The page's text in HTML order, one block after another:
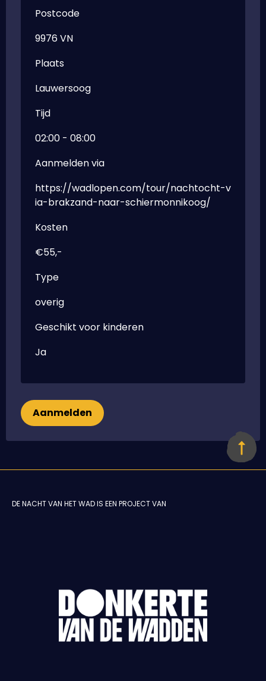
Postcode
9976 VN
Plaats
Lauwersoog
Tijd
02:00 - 08:00
Aanmelden via
https://wadlopen.com/tour/nachtocht-v
ia-brakzand-naar-schiermonnikoog/
Kosten
€55,-
Type
overig
Geschikt voor kinderen
Ja
Aanmelden
DE NACHT VAN HET WAD IS EEN PROJECT VAN